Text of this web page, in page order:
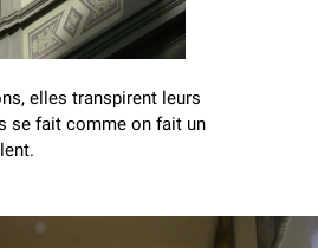
elles transpirent leurs
se fait comme on fait un